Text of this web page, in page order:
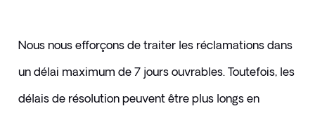
Nous nous efforçons de traiter les réclamations dans
un délai maximum de 7 jours ouvrables. Toutefois, les
délais de résolution peuvent être plus longs en